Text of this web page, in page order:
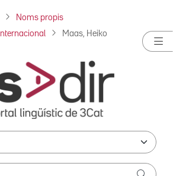
Noms propis
Internacional Maas, Heiko